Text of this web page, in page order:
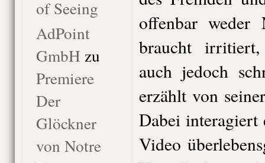
of Seeing
AdPoint
GmbH zu
Premiere
Der
Glöckner
von Notre
offenbar weder
braucht
auch jedoch
erzählt von
Dabei interagiert
Video